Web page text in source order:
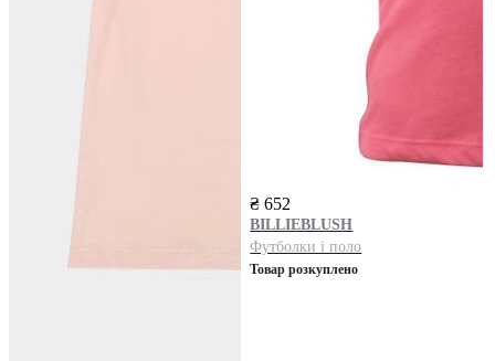
₴ 652
BILLIEBLUSH
Футболки і поло
Товар розкуплено